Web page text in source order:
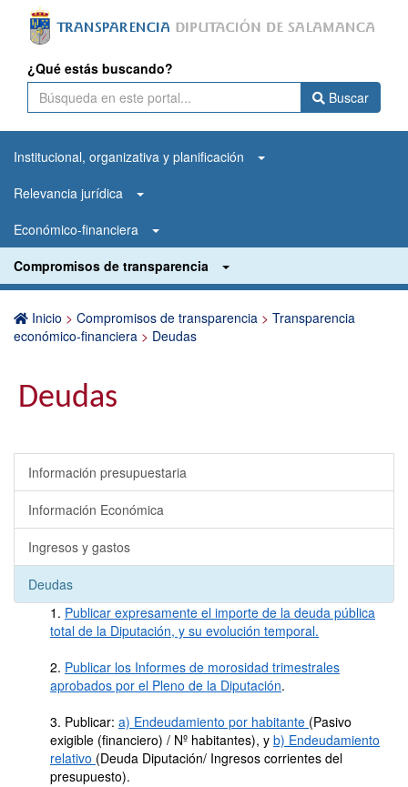
¿Qué estás buscando?
Buscar
Institucional, organizativa y planificación
Relevancia jurídica
Económico-financiera
Compromisos de transparencia
Inicio > Compromisos de transparencia > Transparencia
económico-financiera > Deudas
Deudas
Información presupuestaria
Información Económica
Ingresos y gastos
Deudas
1. Publicar expresamente el importe de la deuda pública
total de la Diputación, y su evolución temporal.
2. Publicar los Informes de morosidad trimestrales
aprobados por el Pleno de la Diputación.
3. Publicar: a) Endeudamiento por habitante (Pasivo
exigible (financiero) / Nº habitantes), y b) Endeudamiento
relativo (Deuda Diputación/ Ingresos corrientes del
presupuesto).